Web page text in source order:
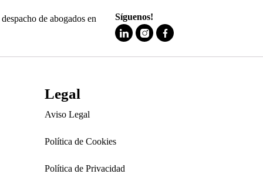
de abogados en
Síguenos!
Legal
Aviso Legal
Política de Cookies
Política de Privacidad